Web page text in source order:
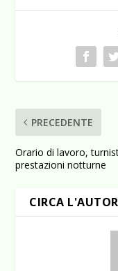
PRECEDENTE
Orario di lavoro,
prestazioni notturne
CIRCA